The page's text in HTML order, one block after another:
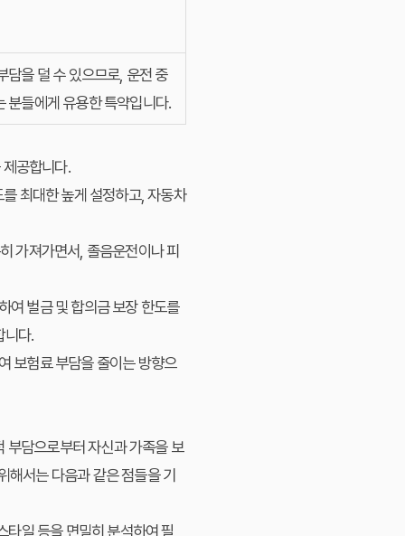
담을 덜 수 있으므로, 운전 중
분들에게 유용한 특약입니다.
공합니다.
최대한 높게 설정하고, 자동차
가져가면서, 졸음운전이나 피
여 벌금 및 합의금 보장 한도를
니다.
보험료 부담을 줄이는 방향으
부담으로부터 자신과 가족을 보
서는 다음과 같은 점들을 기
일 등을 면밀히 분석하여 필